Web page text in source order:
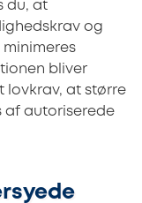
du, at
og
minimeres
bliver
lovkrav, at større
autoriserede